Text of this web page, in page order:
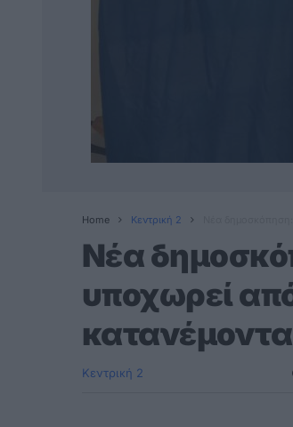
Home Κεντρική 2
Nέα
υποχωρεί
Κεντρική 2